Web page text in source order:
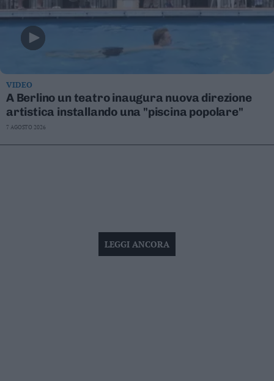
VIDEO
A Berlino un teatro inaugura nuova direzione
artistica installando una "piscina popolare"
7 AGOSTO 2026
LEGGI ANCORA